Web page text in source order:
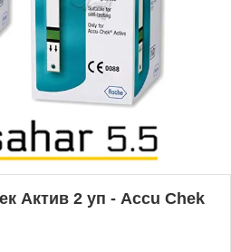
Актив 2 уп - Accu Chek